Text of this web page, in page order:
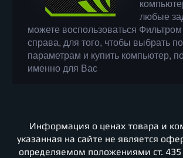
любые
можете воспользоваться
справа, для того, чтобы выбрать по
параметрам и купить компьютер,
именно для Вас
Информация о ценах товара и
указанная на сайте не является
определяемом положениями ст. 435